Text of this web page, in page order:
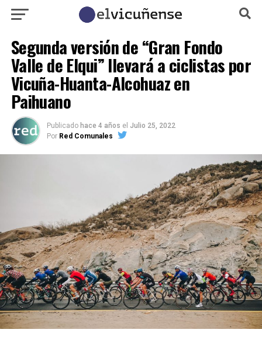
Segunda versión de “Gran Fondo
Valle de Elqui” llevará a ciclistas por
Vicuña-Huanta-Alcohuaz en
Paihuano
Publicado hace 4 años el Julio 25, 2022
Por Red Comunales